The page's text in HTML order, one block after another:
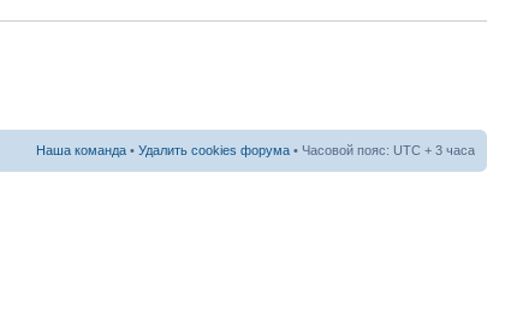
Наша команда • Удалить cookies форума • Часовой пояс: UTC + 3 часа